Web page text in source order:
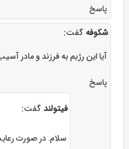
پاسخ
شکوفه گفت:
آیا این رژیم به فرزند و مادر
پاسخ
فیتولندگفت:
سلام. در صورت